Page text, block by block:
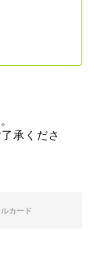
承くださ
カード